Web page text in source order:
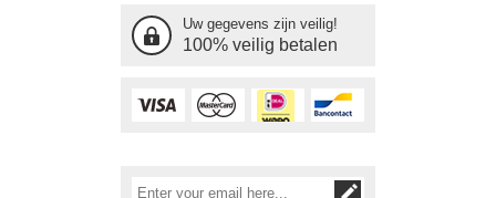
Uw gegevens zijn veilig!
100% veilig betalen